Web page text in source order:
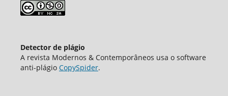
Detector de plágio
A revista Modernos & Contemporâneos usa o software
аnti-plágio CopySpider.